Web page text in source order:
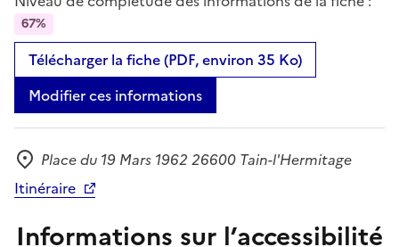
67%
Télécharger la fiche (PDF, environ 35 Ko)
Modifier ces informations
Adresse
Place du 19 Mars 1962 26600 Tain-l'Hermitage
Itinéraire
Informations sur l’accessibilité